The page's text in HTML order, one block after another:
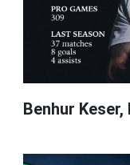
Benhur Keser,